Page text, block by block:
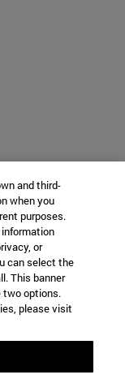
and third-
when you
purposes.
or
can select the
This banner
two options.
please visit